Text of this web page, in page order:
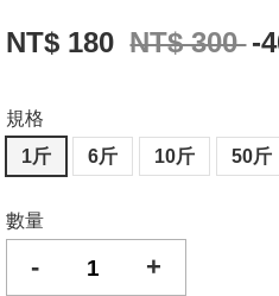
NT$ 180 NT$ 300 -
規格
1斤
6斤 10斤 50斤
數量
- +